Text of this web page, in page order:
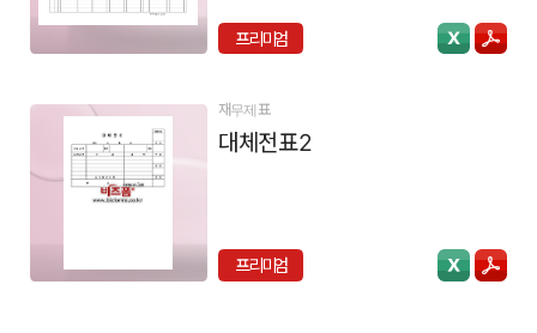
프리미엄
재무제표
대체전표2
프리미엄